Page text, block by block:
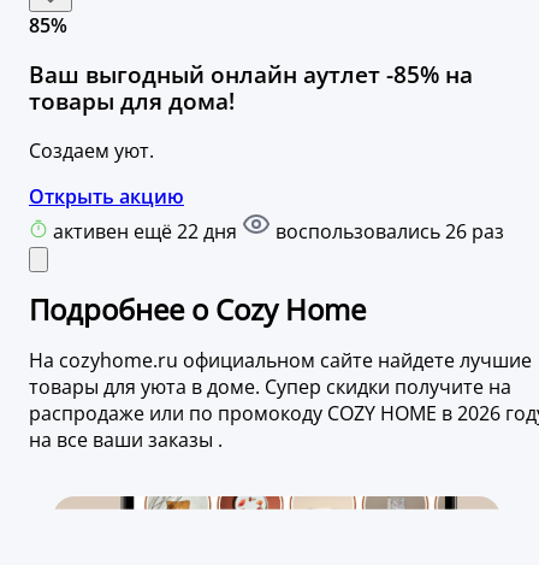
85%
Ваш выгодный онлайн аутлет -85% на
товары для дома!
Создаем уют.
Открыть акцию
активен ещё 22 дня
воспользовались 26 раз
Подробнее о Cozy Home
На cozyhome.ru официальном сайте найдете лучшие
товары для уюта в доме. Супер скидки получите на
распродаже или по промокоду COZY HOME в 2026
на все ваши заказы .